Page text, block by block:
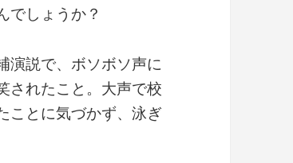
でしょうか？
演説で、ボソボソ声に
されたこと。大声で校
ことに気づかず、泳ぎ